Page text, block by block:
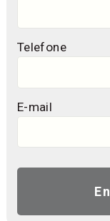
Telefone
E-mail